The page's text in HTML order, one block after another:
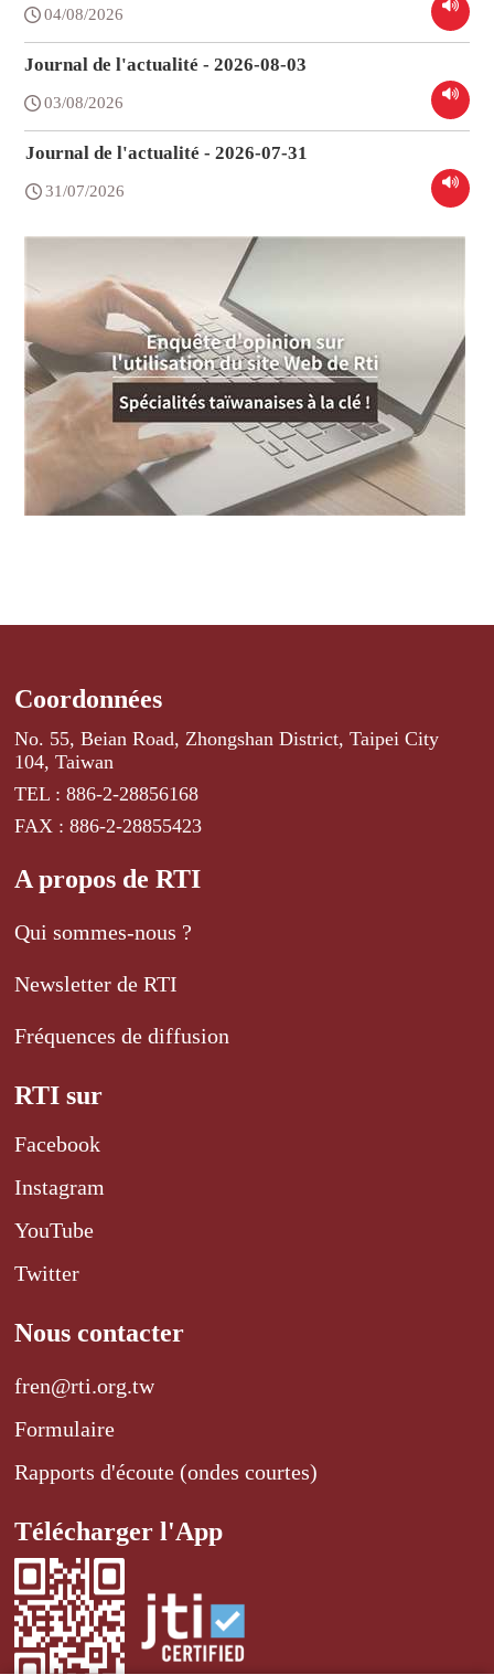
04/08/2026
Journal de l'actualité - 2026-08-03
03/08/2026
Journal de l'actualité - 2026-07-31
31/07/2026
Coordonnées
No. 55, Beian Road, Zhongshan District, Taipei City
104, Taiwan
TEL : 886-2-28856168
FAX : 886-2-28855423
A propos de RTI
Qui sommes-nous ?
Newsletter de RTI
Fréquences de diffusion
RTI sur
Facebook
Instagram
YouTube
Twitter
Nous contacter
fren@rti.org.tw
Formulaire
Rapports d'écoute (ondes courtes)
Télécharger l'App